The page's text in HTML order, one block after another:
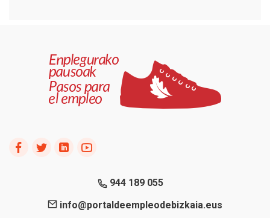
944 189 055
info@portaldeempleodebizkaia.eus